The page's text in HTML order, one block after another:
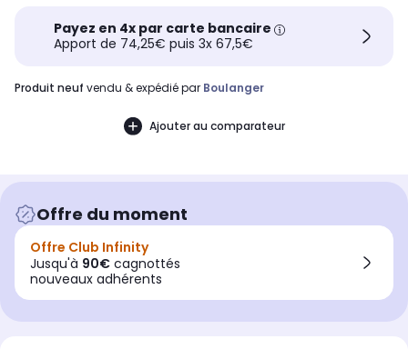
Payez en 4x par carte bancaire
Apport de 74,25€ puis 3x 67,5€
produit neuf vendu & expédié par Boulanger
Ajouter au comparateur
Offre du moment
Offre Club Infinity
Jusqu'à 90€ cagnottés
nouveaux adhérents